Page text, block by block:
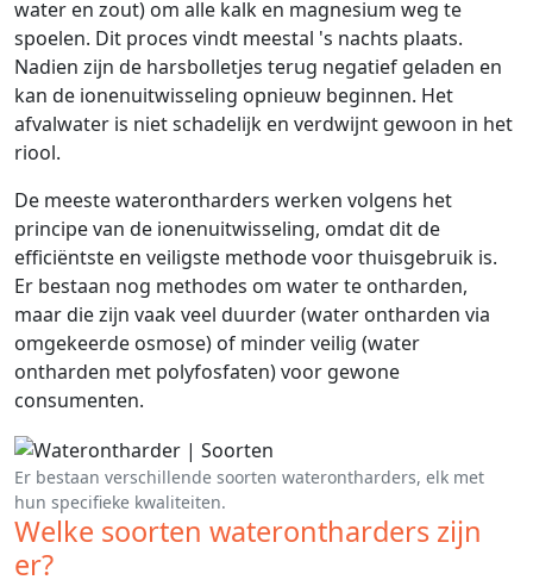
water en zout) om alle kalk en magnesium weg te
spoelen. Dit proces vindt meestal 's nachts plaats.
Nadien zijn de harsbolletjes terug negatief geladen en
kan de ionenuitwisseling opnieuw beginnen. Het
afvalwater is niet schadelijk en verdwijnt gewoon in het
riool.
De meeste waterontharders werken volgens het
principe van de ionenuitwisseling, omdat dit de
efficiëntste en veiligste methode voor thuisgebruik is.
Er bestaan nog methodes om water te ontharden,
maar die zijn vaak veel duurder (water ontharden via
omgekeerde osmose) of minder veilig (water
ontharden met polyfosfaten) voor gewone
consumenten.
Er bestaan verschillende soorten waterontharders, elk met
hun specifieke kwaliteiten.
Welke soorten waterontharders zijn
er?